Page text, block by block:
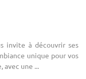
invite à découvrir ses
unique pour vos
avec une ...